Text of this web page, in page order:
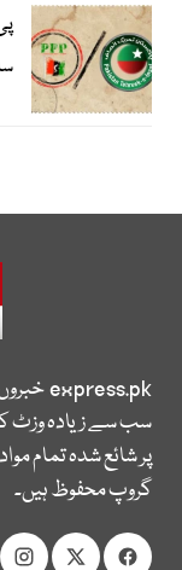
express.pk
سب سے زیادہ وزٹ
پر شائع شدہ تمام
گروپ محفوظ ہیں۔